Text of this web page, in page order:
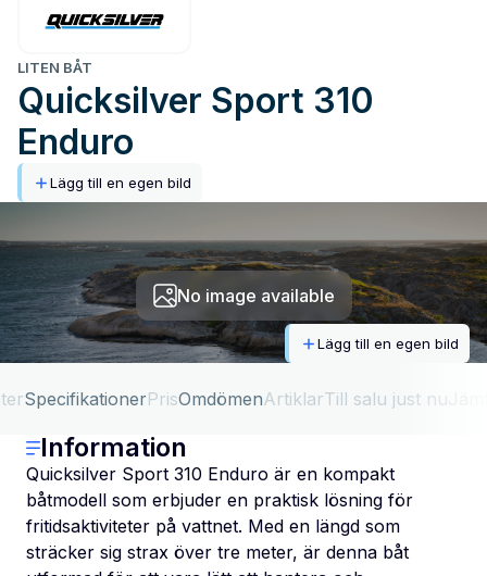
LITEN BÅT
Quicksilver Sport 310
Enduro
Lägg till en egen bild
No image available
Lägg till en egen bild
SpecifikationerPrisOmdömenArtiklarTill salu just nu
Information
Quicksilver Sport 310 Enduro är en kompakt
båtmodell som erbjuder en praktisk lösning för
fritidsaktiviteter på vattnet. Med en längd som
sträcker sig strax över tre meter, är denna båt